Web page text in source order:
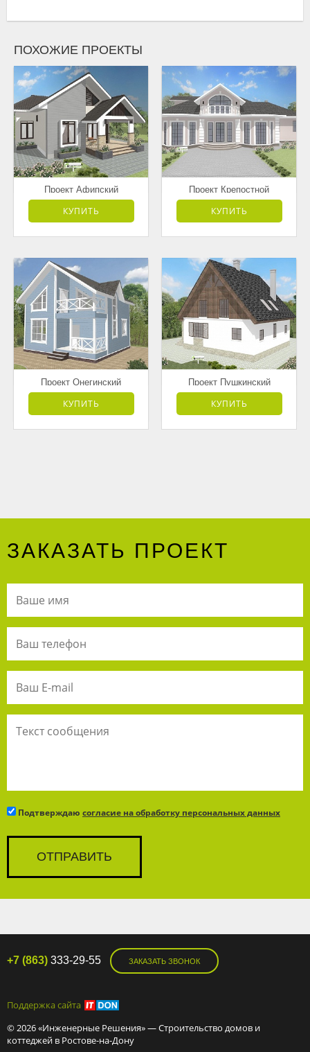
ПОХОЖИЕ ПРОЕКТЫ
Проект Афипский
от 3 181 500 руб.
КУПИТЬ
Проект Крепостной
от 7 595 000 руб.
КУПИТЬ
Проект Онегинский
от 3 178 000 руб.
КУПИТЬ
Проект Пушкинский
от 4 168 500 руб.
КУПИТЬ
ЗАКАЗАТЬ ПРОЕКТ
Подтверждаю согласие на обработку персональных данных
+7 (863) 333-29-55 ЗАКАЗАТЬ ЗВОНОК
Поддержка сайта
© 2026 «Инженерные Решения» — Строительство домов и
коттеджей в Ростове-на-Дону